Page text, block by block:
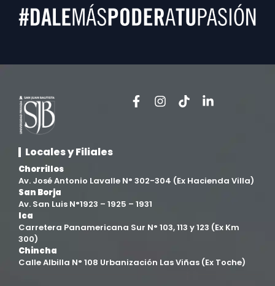
Locales y Filiales
Chorrillos
Av. José Antonio Lavalle N° 302-304 (Ex Hacienda Villa)
San Borja
Av. San Luis N°1923 – 1925 – 1931
Ica
Carretera Panamericana Sur N° 103, 113 y 123 (Ex Km
300)
Chincha
Calle Albilla N° 108 Urbanización Las Viñas (Ex Toche)